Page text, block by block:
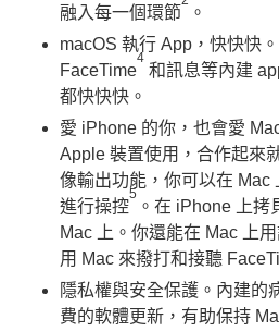
融入每一個環節
。
macOS 執行 App，快快快
FaceTime
4
和訊息等內建
都快快快。
愛 iPhone 的你，也會愛
Apple 裝置使用，合作起來
像輸出功能，你可以在 Mac
進行操控
5
。在 iPhone 上拷
Mac 上。你還能在 Mac 上
用 Mac 來撥打和接聽
隱私權與安全保護。內建的
費的軟體更新，有助保持